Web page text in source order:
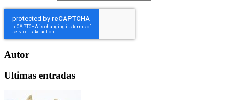
Autor
Ultimas entradas